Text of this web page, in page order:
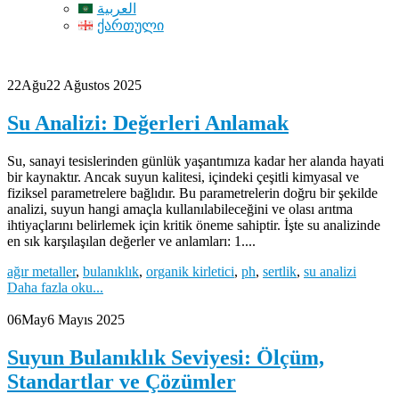
العربية
ქართული
22Ağu22 Ağustos 2025
Su Analizi: Değerleri Anlamak
Su, sanayi tesislerinden günlük yaşantımıza kadar her alanda hayati
bir kaynaktır. Ancak suyun kalitesi, içindeki çeşitli kimyasal ve
fiziksel parametrelere bağlıdır. Bu parametrelerin doğru bir şekilde
analizi, suyun hangi amaçla kullanılabileceğini ve olası arıtma
ihtiyaçlarını belirlemek için kritik öneme sahiptir. İşte su analizinde
en sık karşılaşılan değerler ve anlamları: 1....
ağır metaller, bulanıklık, organik kirletici, ph, sertlik, su analizi
Daha fazla oku...
06May6 Mayıs 2025
Suyun Bulanıklık Seviyesi: Ölçüm,
Standartlar ve Çözümler